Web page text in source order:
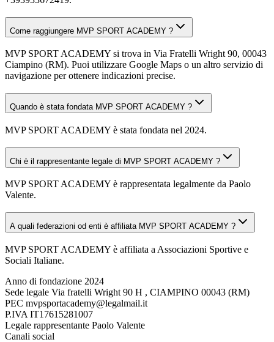
Come raggiungere MVP SPORT ACADEMY ?
MVP SPORT ACADEMY si trova in Via Fratelli Wright 90, 00043
Ciampino (RM). Puoi utilizzare Google Maps o un altro servizio di
navigazione per ottenere indicazioni precise.
Quando è stata fondata MVP SPORT ACADEMY ?
MVP SPORT ACADEMY è stata fondata nel 2024.
Chi è il rappresentante legale di MVP SPORT ACADEMY ?
MVP SPORT ACADEMY è rappresentata legalmente da Paolo
Valente.
A quali federazioni od enti è affiliata MVP SPORT ACADEMY ?
MVP SPORT ACADEMY è affiliata a Associazioni Sportive e
Sociali Italiane.
Anno di fondazione 2024
Sede legale Via fratelli Wright 90 H , CIAMPINO 00043 (RM)
PEC mvpsportacademy@legalmail.it
P.IVA IT17615281007
Legale rappresentante Paolo Valente
Canali social